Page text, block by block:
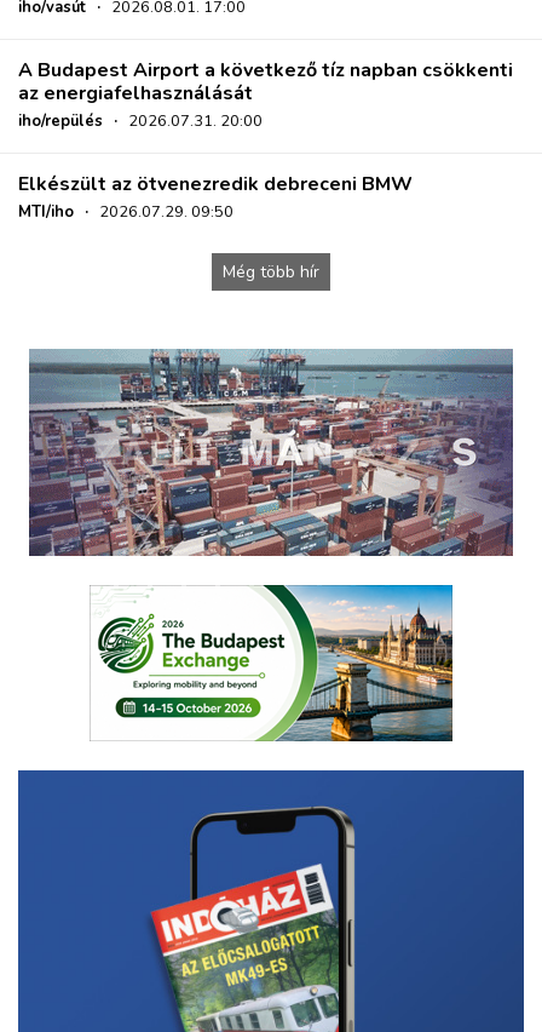
iho/vasút · 2026.08.01. 17:00
A Budapest Airport a következő tíz napban csökkenti
az energiafelhasználását
iho/repülés · 2026.07.31. 20:00
Elkészült az ötvenezredik debreceni BMW
MTI/iho · 2026.07.29. 09:50
Még több hír